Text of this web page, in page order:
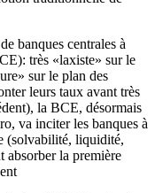
banques centrales à
très «laxiste» sur le
sur le plan des
leurs taux avant très
la BCE, désormais
va inciter les banques à
(solvabilité, liquidité,
absorber la première